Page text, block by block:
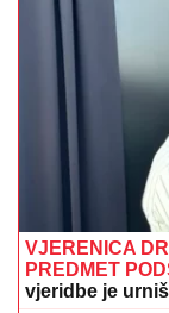
VJERENICA
PREDMET
vjeridbe je